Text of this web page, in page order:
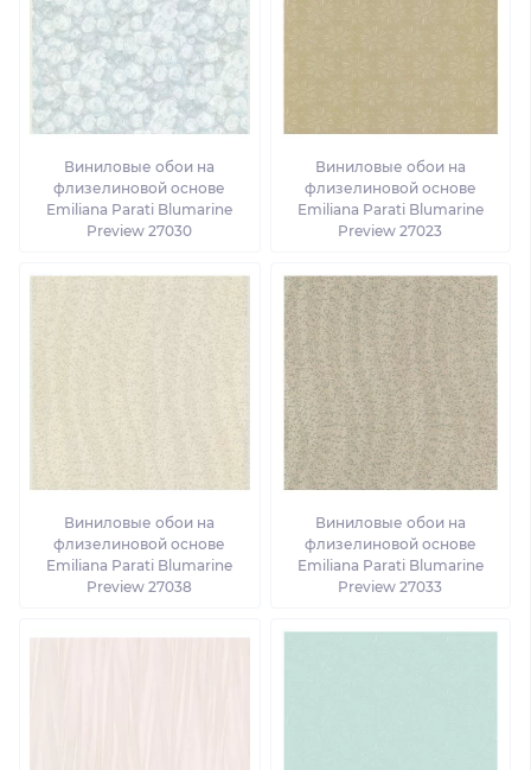
Виниловые обои на
флизелиновой основе
Emiliana Parati Blumarine
Preview 27030
Виниловые обои на
флизелиновой основе
Emiliana Parati Blumarine
Preview 27023
Виниловые обои на
флизелиновой основе
Emiliana Parati Blumarine
Preview 27038
Виниловые обои на
флизелиновой основе
Emiliana Parati Blumarine
Preview 27033